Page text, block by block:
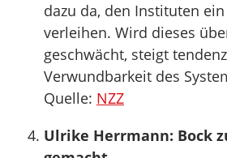
dazu da, den Instituten
verleihen. Wird dieses
geschwächt, steigt
Verwundbarkeit des
Quelle: NZZ
Ulrike Herrmann: Bock